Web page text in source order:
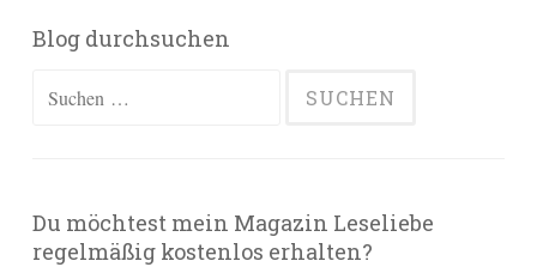
Blog durchsuchen
Suchen
Du möchtest mein Magazin Leseliebe
regelmäßig kostenlos erhalten?